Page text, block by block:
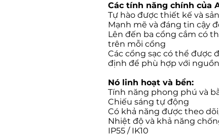
Các tính năng chính của
Tự hào được thiết kế và
Mạnh mẽ và đáng tin cậy
Lên đến ba cổng cắm có
trên mỗi cổng
Các cổng sạc có thể được
định để phù hợp với
Nó linh hoạt và bền:
Tính năng phong phú và
Chiếu sáng tự động
Có khả năng được theo
Nhiệt độ và khả năng
IP55 / IK10